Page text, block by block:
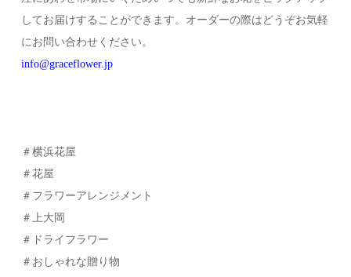
してお届けすることができます。オーダーの際はどうぞお気軽
にお問い合わせください。
info@graceflower.jp
＃横浜花屋
＃花屋
＃フラワーアレンジメント
＃上大岡
＃ドライフラワー
＃おしゃれな贈り物